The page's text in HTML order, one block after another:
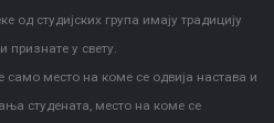
од студијских група имају традицију
признате у свету.
место на коме се одвија настава и
студената, место на коме се